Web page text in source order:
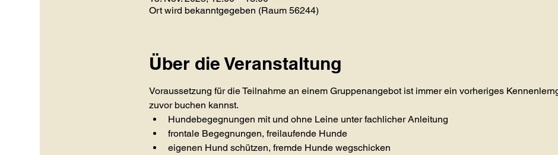
Ort wird bekanntgegeben (Raum 56244)
Über die Veranstaltung
Voraussetzung für die Teilnahme an einem Gruppenangebot ist immer ein vorheriges
zuvor buchen kannst.
Hundebegegnungen mit und ohne Leine unter fachlicher Anleitung
frontale Begegnungen, freilaufende Hunde
eigenen Hund schützen, fremde Hunde wegschicken